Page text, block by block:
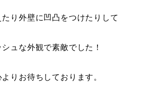
り外壁に凹凸をつけたりして
ュな外観で素敵でした！
りお待ちしております。